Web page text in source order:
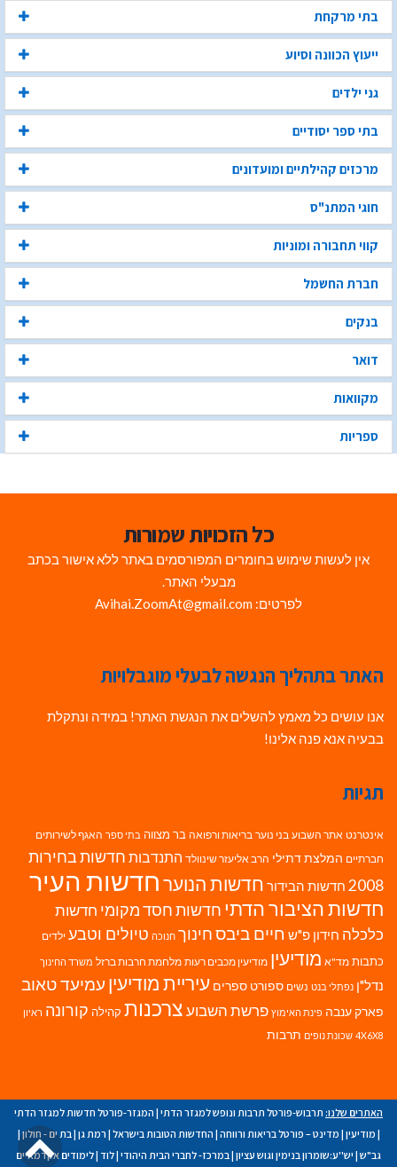
בתי מרקחת
ייעוץ הכוונה וסיוע
גני ילדים
בתי ספר יסודיים
מרכזים קהילתיים ומועדונים
חוגי המתנ"ס
קווי תחבורה ומוניות
חברת החשמל
בנקים
דואר
מקוואות
ספריות
כל הזכויות שמורות
אין לעשות שימוש בחומרים המפורסמים באתר ללא אישור בכתב
מבעלי האתר.
לפרטים: Avihai.ZoomAt@gmail.com
האתר בתהליך הנגשה לבעלי מוגבלויות
אנו עושים כל מאמץ להשלים את הנגשת האתר! במידה ונתקלת
בבעיה אנא פנה אלינו!
תגיות
אינטרנט אתר השבוע בני נוער בריאות ורפואה בר מצווה בתי ספר האגף לשירותים
חברתיים המלצת דתילי הרב אליעזר שינוולד התנדבות חדשות בחירות
2008 חדשות הבידור חדשות הנוערחדשות העיר
חדשות הציבור הדתי חדשות חסד מקומי חדשות
כלכלה חידון פ"ש חיים ביבסחינוך חנוכה טיולים וטבע ילדים
כתבות מד"א מודיעין מודיעין מכבים רעות מלחמת חרבות ברזל משרד החינוך
נדל"ן נפתלי בנט נשים ספורט ספרים עיריית מודיעין עמיעד טאוב
פארק ענבה פינת האימוץ פרשת השבועצרכנות קהילה קורונה ראיון
4X6X8 שכונת נופים תרבות
האתרים שלנו: תרבוש-פורטל תרבות ונופש למגזר הדתי | המגזר-פורטל חדשות למגזר הדתי
| מודיעין | מדינט – פורטל בריאות ורווחה | החדשות הטובות בישראל | רמת גן | בת ים - חולון|
גב"ש | יש''ע:שומרון בנימין וגוש עציון | במרכז- לחברי הבית היהודי |לוד |לימודים אקדמאיים